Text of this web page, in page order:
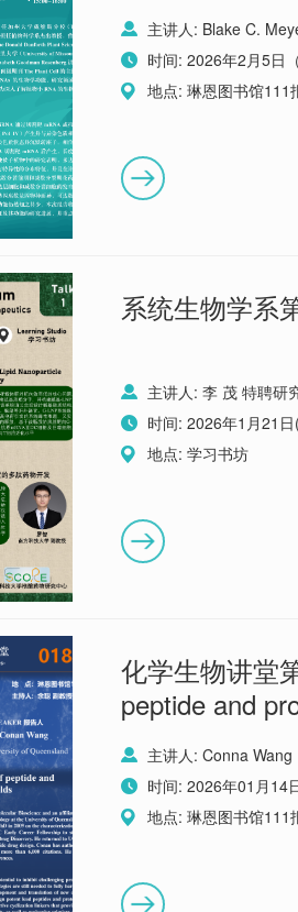
主讲人: Blake C.
时间: 2026年2月5日
地点: 琳恩图书馆111
系统生物学系
主讲人: 李 茂 特聘研
时间: 2026年1月21
地点: 学习书坊
化学生物讲堂
peptide and
主讲人: Conna Wang
时间: 2026年01月14
地点: 琳恩图书馆111